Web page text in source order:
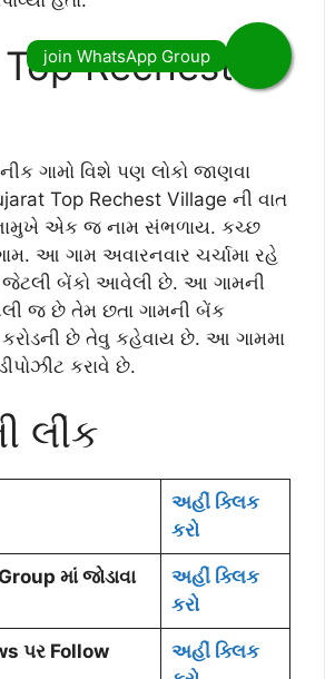
Rechest
ગામો વિશે પણ લોકો જાણવા
Top Rechest Village ની વાત
એક જ નામ સંભળાય. કચ્છ
આ ગામ અવારનવાર ચર્ચામા રહે
જેટલી બેંકો આવેલી છે. આ ગામની
જ છે તેમ છતા ગામની બેંક
કરોડની છે તેવુ કહેવાય છે. આ ગામમા
કરાવે છે.
લીંક
અહીં ક્લિક
કરો
માં જોડાવા
અહીં ક્લિક
કરો
પર Follow
અહીં ક્લિક